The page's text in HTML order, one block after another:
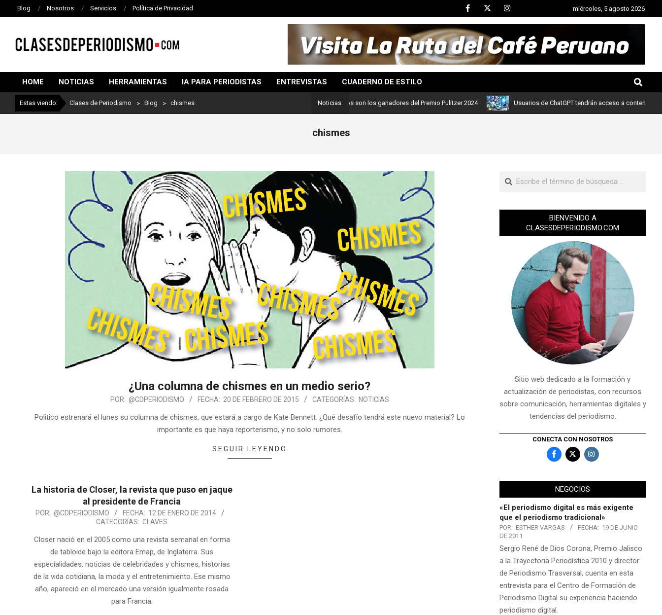
Blog Nosotros Servicios Política de Privacidad miércoles, 5 agosto 2026
DE
PERIODISMO
HOME NOTICIAS HERRAMIENTAS IA PARA PERIODISTAS ENTREVISTAS CUADERNO DE ESTILO
Estas viendo: Clases de Periodismo > Blog > chismes Noticias:
Lo mejor del periodismo: Estos son los ganadores del Premio Pulitzer 2024 Usuarios de ChatGPT tendrán acceso a contenidos de
chismes
¿Una columna de chismes en un medio serio?
POR: @CDPERIODISMO FECHA: 20 DE FEBRERO DE 2015 CATEGORÍAS: NOTICIAS
Politico estrenará el lunes su columna de chismes, que estará a cargo de Kate Bennett. ¿Qué desafío tendrá este nuevo material? Lo
importante es que haya reporterismo, y no solo rumores.
SEGUIR LEYENDO
La historia de Closer, la revista que puso en jaque
al presidente de Francia
POR: @CDPERIODISMO FECHA: 12 DE ENERO DE 2014
CATEGORÍAS: CLAVES
Closer nació en el 2005 como una revista semanal en forma
de tabloide bajo la editora Emap, de Inglaterra. Sus
especialidades: noticias de celebridades y chismes, historias
de la vida cotidiana, la moda y el entretenimiento. Ese mismo
año, apareció en el mercado una versión igualmente rosada
para Francia.
BIENVENIDO A
CLASESDEPERIODISMO.COM
Sitio web dedicado a la formación y
actualización de periodistas, con recursos
sobre comunicación, herramientas digitales y
tendencias del periodismo.
CONECTA CON NOSOTROS
NEGOCIOS
«El periodismo digital es más exigente
que el periodismo tradicional»
POR: ESTHER VARGAS FECHA: 19 DE JUNIO
DE 2011
Sergio René de Dios Corona, Premio Jalisco
a la Trayectoria Periodística 2010 y director
de Periodismo Trasversal, cuenta en esta
entrevista para el Centro de Formación de
Periodismo Digital su experiencia haciendo
periodismo digital.